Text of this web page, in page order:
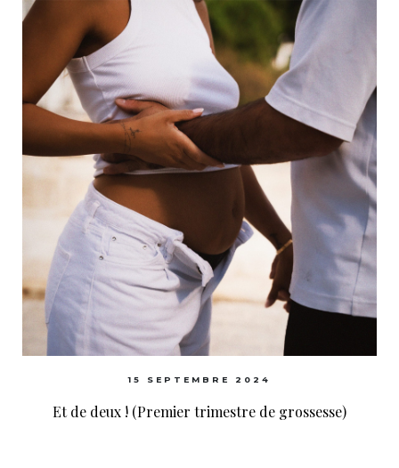
15 SEPTEMBRE 2024
Et de deux ! (Premier trimestre de grossesse)